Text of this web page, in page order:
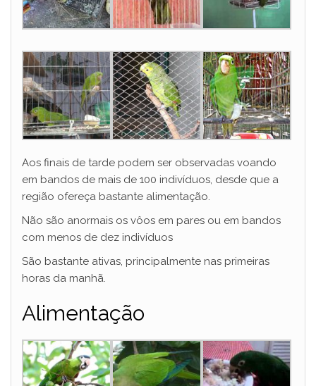
Aos finais de tarde podem ser observadas voando
em bandos de mais de 100 indivíduos, desde que a
região ofereça bastante alimentação.
Não são anormais os vôos em pares ou em bandos
com menos de dez indivíduos
São bastante ativas, principalmente nas primeiras
horas da manhã.
Alimentação